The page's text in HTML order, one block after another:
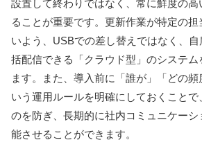
設置して終わりではなく、常に鮮度の
ることが重要です。更新作業が特定の
いよう、USBでの差し替えではなく、
括配信できる「クラウド型」のシステム
ます。また、導入前に「誰が」「どの頻
いう運用ルールを明確にしておくことで
のを防ぎ、長期的に社内コミュニケー
能させることができます。